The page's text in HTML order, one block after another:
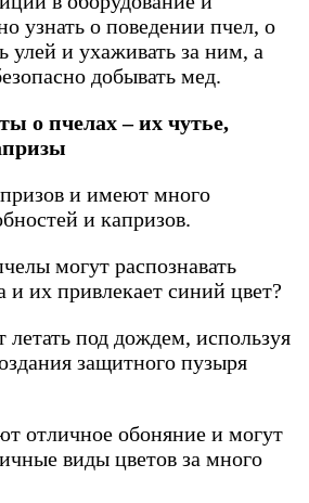
узнать о поведении пчел, о
улей и ухаживать за ним, а
добывать мед.
о пчелах – их чутье,
и имеют много
и капризов.
могут распознавать
и их привлекает синий цвет?
под дождем, используя
защитного пузыря
отличное обоняние и могут
виды цветов за много